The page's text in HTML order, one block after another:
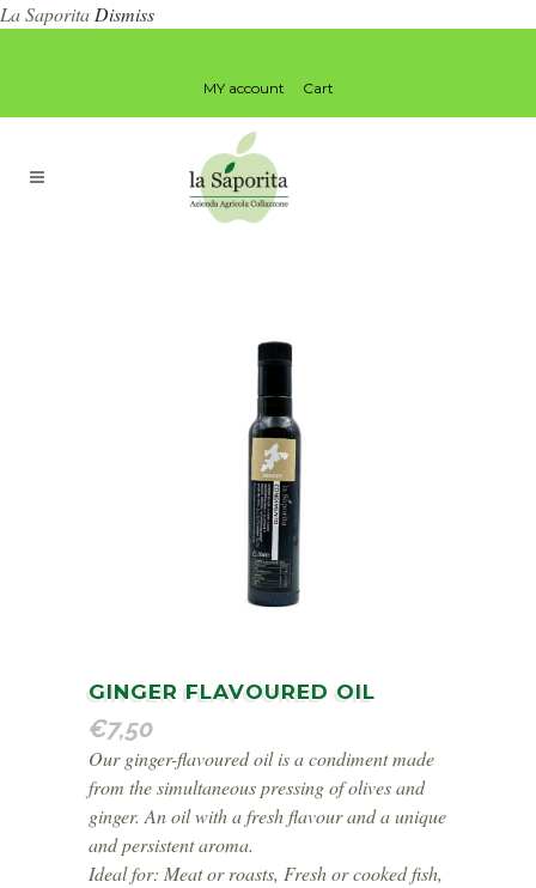
La Saporita Dismiss
MY account Cart
GINGER FLAVOURED OIL
€7,50
Our ginger-flavoured oil is a condiment made
from the simultaneous pressing of olives and
ginger. An oil with a fresh flavour and a unique
and persistent aroma.
Ideal for: Meat or roasts, Fresh or cooked fish,